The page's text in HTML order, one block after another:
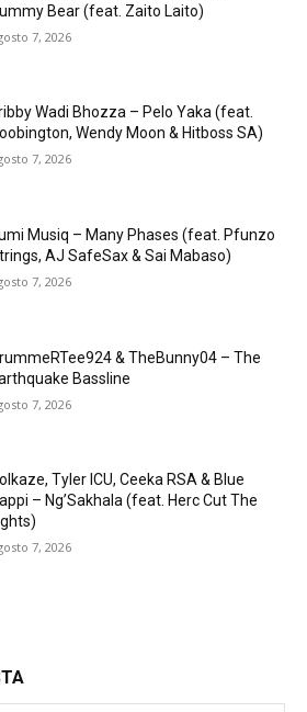
Bear (feat. Zaito Laito)
7, 2026
Wadi Bhozza – Pelo Yaka (feat.
Wendy Moon & Hitboss SA)
7, 2026
Musiq – Many Phases (feat. Pfunzo
AJ SafeSax & Sai Mabaso)
7, 2026
& TheBunny04 – The
Bassline
7, 2026
Tyler ICU, Ceeka RSA & Blue
– Ng’Sakhala (feat. Herc Cut The
7, 2026